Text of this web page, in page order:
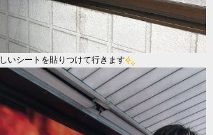
いシートを貼りつけて行きます